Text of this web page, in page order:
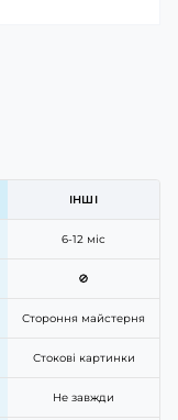
ІНШІ
6-12 міс
🚫
Стороння майстерня
Стокові картинки
Не завжди